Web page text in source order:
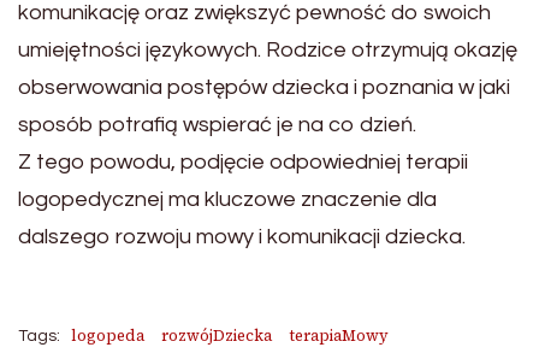
komunikację oraz zwiększyć pewność do swoich
umiejętności językowych. Rodzice otrzymują okazję
obserwowania postępów dziecka i poznania w jaki
sposób potrafią wspierać je na co dzień.
Z tego powodu, podjęcie odpowiedniej terapii
logopedycznej ma kluczowe znaczenie dla
dalszego rozwoju mowy i komunikacji dziecka.
Tags: logopeda rozwójDziecka
terapiaMowy